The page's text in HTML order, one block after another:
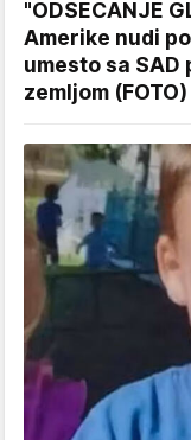
"ODSECANJE
Amerike nudi
umesto sa
zemljom (FOTO)